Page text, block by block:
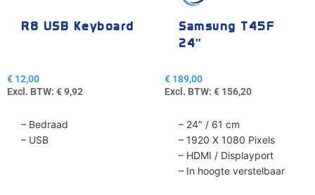
R8 USB Keyboard
€ 12,00
Excl. BTW: €9,92
– Bedraad
– USB
Samsung T45F
24″
€ 189,00
Excl. BTW: € 156,20
– 24″ / 61 cm
– 1920 X 1080 Pixels
– HDMI / Displayport
– In hoogte verstelbaar